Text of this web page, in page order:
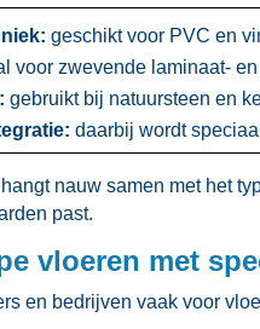
geschikt voor PVC en
voor zwevende laminaat-
gebruikt bij natuursteen en
daarbij wordt
nauw samen met het
past.​
vloeren met
en bedrijven vaak voor